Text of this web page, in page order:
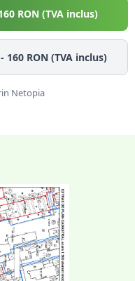
RON (TVA inclus)
160RON (TVA inclus)
Netopia